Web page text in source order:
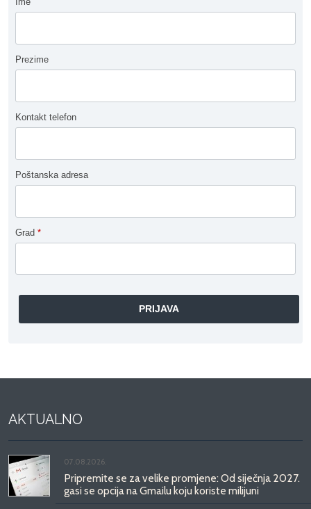
Prezime
Kontakt telefon
Poštanska adresa
Grad *
AKTUALNO
07.08.2026.
Pripremite se za velike promjene: Od siječnja 2027.
gasi se opcija na Gmailu koju koriste milijuni